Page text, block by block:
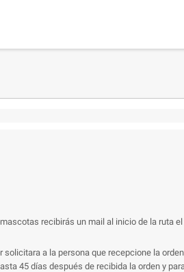
recibirás un mail al inicio de la ruta
a la persona que recepcione la
45 días después de recibida la orden y